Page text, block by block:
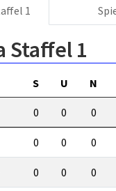
1
Staffel 1
S U N
0 0 0
0 0 0
0 0 0